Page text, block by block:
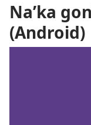
Naʼka
(Android)